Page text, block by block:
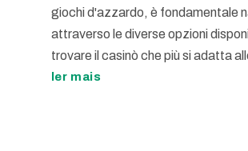
giochi d'azzardo, è fondamentale
attraverso le diverse opzioni
trovare il casinò che più si adatta
ler mais